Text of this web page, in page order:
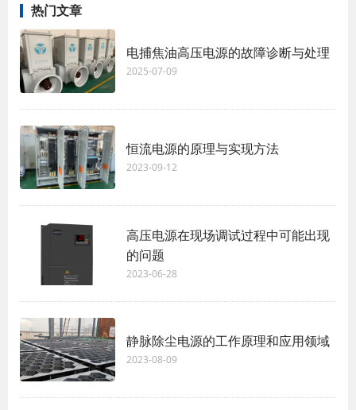
热门文章
电捕焦油高压电源的故障诊断与处理
2025-07-09
恒流电源的原理与实现方法
2023-09-12
高压电源在现场调试过程中可能出现
的问题
2023-06-28
静脉除尘电源的工作原理和应用领域
2023-08-09